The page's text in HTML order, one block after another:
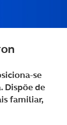
se
Dispõe de
familiar,